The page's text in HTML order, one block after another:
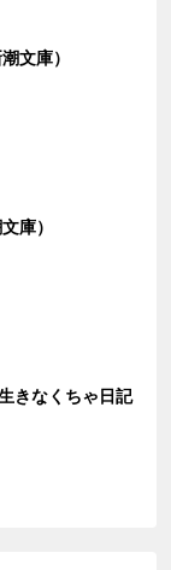
文庫）
庫）
きなくちゃ日記